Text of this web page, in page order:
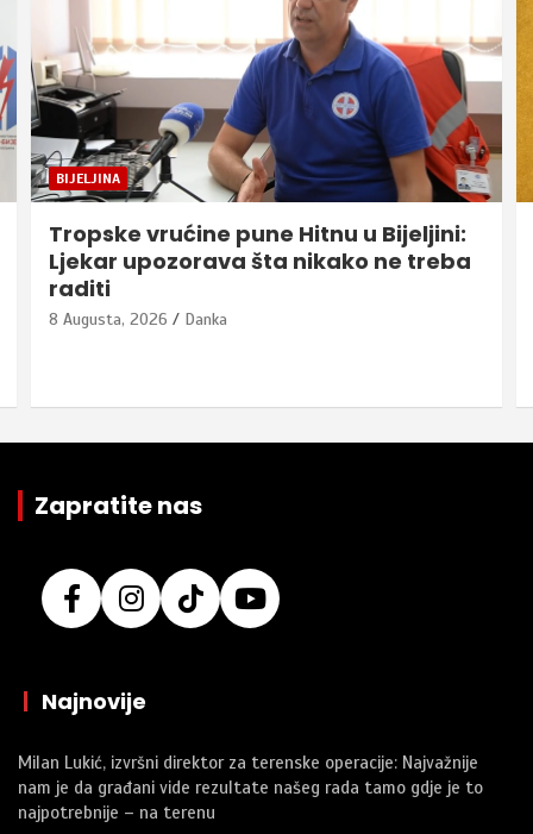
BIJELJINA
Tropske vrućine pune Hitnu u Bijeljini:
Ljekar upozorava šta nikako ne treba
raditi
8 Augusta, 2026 Danka
Zapratite nas
| Najnovije
Milan Lukić, izvršni direktor za terenske operacije: Najvažnije
nam je da građani vide rezultate našeg rada tamo gdje je to
najpotrebnije – na terenu